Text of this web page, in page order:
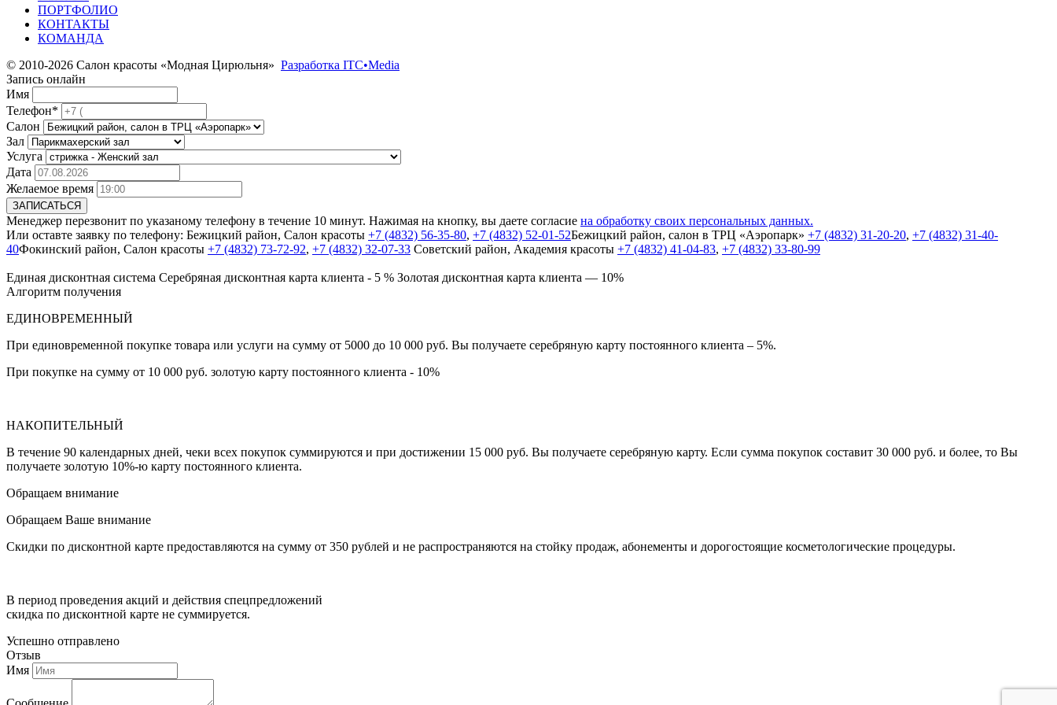
ПОРТФОЛИО
КОНТАКТЫ
КОМАНДА
© 2010-2026 Салон красоты «Модная Цирюльня» Разработка ITC•Media
Запись онлайн
Имя
Телефон*
Салон
Зал
Услуга
Дата
Желаемое время
ЗАПИСАТЬСЯ
Менеджер перезвонит по указаному телефону в течение 10 минут. Нажимая на кнопку, вы даете согласие на обработку своих персональных данных.
Или оставте заявку по телефону: Бежицкий район, Салон красоты +7 (4832) 56-35-80, +7 (4832) 52-01-52Бежицкий район, салон в ТРЦ «Аэропарк» +7 (4832) 31-20-20, +7 (4832) 31-40-
40Фокинский район, Салон красоты +7 (4832) 73-72-92, +7 (4832) 32-07-33 Cоветский район, Академия красоты +7 (4832) 41-04-83, +7 (4832) 33-80-99
Единая дисконтная система Серебряная дисконтная карта клиента - 5 % Золотая дисконтная карта клиента — 10%
Алгоритм получения
ЕДИНОВРЕМЕННЫЙ
При единовременной покупке товара или услуги на сумму от 5000 до 10 000 руб. Вы получаете серебряную карту постоянного клиента – 5%.
При покупке на сумму от 10 000 руб. золотую карту постоянного клиента - 10%
НАКОПИТЕЛЬНЫЙ
В течение 90 календарных дней, чеки всех покупок суммируются и при достижении 15 000 руб. Вы получаете серебряную карту. Если сумма покупок составит 30 000 руб. и более, то Вы
получаете золотую 10%-ю карту постоянного клиента.
Обращаем внимание
Обращаем Ваше внимание
Скидки по дисконтной карте предоставляются на сумму от 350 рублей и не распространяются на стойку продаж, абонементы и дорогостоящие косметологические процедуры.
В период проведения акций и действия спецпредложений
скидка по дисконтной карте не суммируется.
Успешно отправлено
Отзыв
Имя